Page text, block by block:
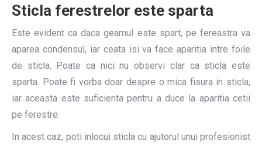
Sticla ferestrelor este sparta
Este evident ca daca geamul este spart, pe fereastra va
aparea condensul, iar ceata isi va face aparitia intre foile
de sticla. Poate ca nici nu observi clar ca sticla este
sparta. Poate fi vorba doar despre o mica fisura in sticla,
iar aceasta este suficienta pentru a duce la aparitia cetii
pe ferestre.
In acest caz, poti inlocui sticla cu ajutorul unui profesionist